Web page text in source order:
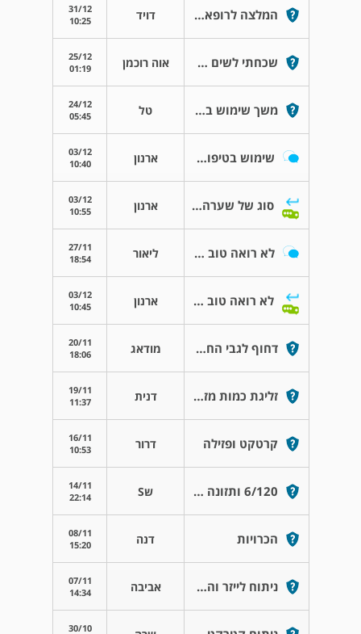
המלצה לרופא/ת עיניים עם התמחות בגלאוקומה דויד
31/12
10:25
שכחתי לשים טיפה אוה רוכמן
25/12
01:19
משך שימוש בטיפות ג'נטיל טל
24/12
05:45
שימוש בטיפות עיניים "רסטזיז" ארנון
03/12
10:40
סוג של שערה עגולה שמסתובבת לי בעין ארנון
03/12
10:55
לא רואה טוב אחרי ניתוח קטרקט ליאור
27/11
18:54
לא רואה טוב אחרי ניתוח קטרקט ארנון
03/12
10:45
דחוף לגבי החמרה בעין מודאג
20/11
18:06
זליגת כמות מזערית של סינטומיצין לפה/לאף דנית
19/11
11:37
קרטקט ופזילה דרור
16/11
10:53
6/120 ותזונה פירותנית. שS
14/11
22:14
הכרויות דנה
08/11
15:20
ניתוח לייזר והרפס בעין אביבה
07/11
14:34
30/10